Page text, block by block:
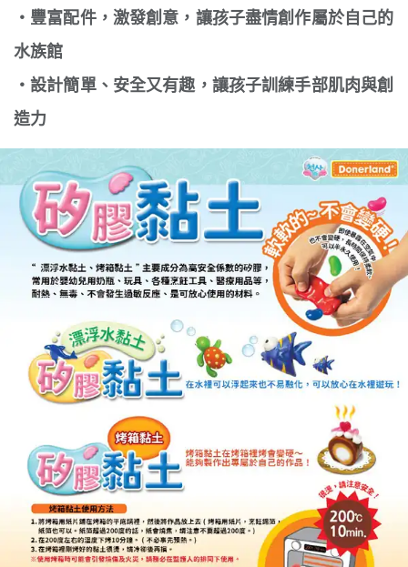
‧豐富配件，激發創意，讓孩子盡情創作屬於自己的
水族館
‧設計簡單、安全又有趣，讓孩子訓練手部肌肉與創
造力